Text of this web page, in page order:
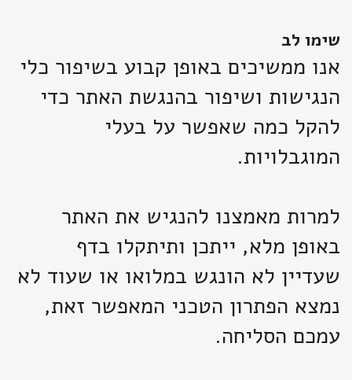
שימו לב
אנו ממשיכים באופן קבוע בשיפור כלי
הנגישות ושיפור בהנגשת האתר כדי
להקל כמה שאפשר על בעלי
המוגבלויות.
למרות מאמצנו להנגיש את האתר
באופן מלא, ייתכן ותיתקלו בדף
שעדיין לא הונגש במלואו או שעוד לא
נמצא הפתרון הטכני המאפשר זאת,
עמכם הסליחה.